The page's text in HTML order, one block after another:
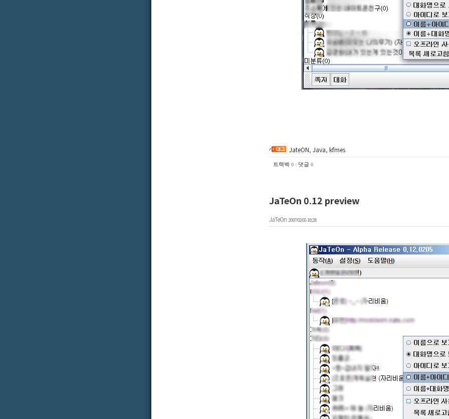
JateON, Java, kfmes
트랙백 0 : 댓글 0
JaTeOn 0.12 preview
JaTeOn 2007/02/05 18:28